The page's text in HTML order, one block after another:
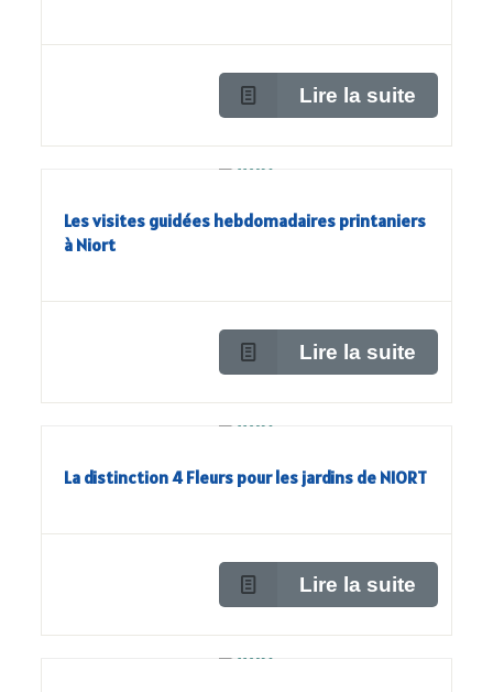
Lire la suite
Les visites guidées hebdomadaires printaniers
à Niort
Lire la suite
La distinction 4 Fleurs pour les jardins de NIORT
Lire la suite